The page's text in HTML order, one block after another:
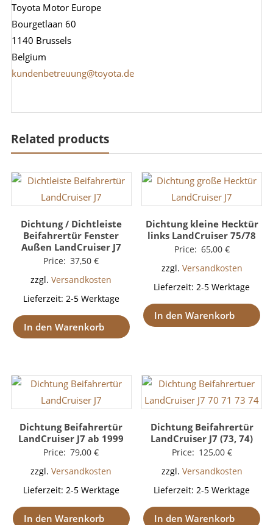
Toyota Motor Europe
Bourgetlaan 60
1140 Brussels
Belgium
kundenbetreuung@toyota.de
Related products
Dichtung / Dichtleiste
Beifahrertür Fenster
Außen LandCruiser J7
Price: 37,50€
zzgl.Versandkosten
Lieferzeit: 2-5 Werktage
In den Warenkorb
Dichtung kleine Hecktür
links LandCruiser 75/78
Price: 65,00 €
zzgl. Versandkosten
Lieferzeit:2-5 Werktage
In den Warenkorb
Dichtung Beifahrertür
LandCruiser J7 ab 1999
Price: 79,00€
zzgl.Versandkosten
Lieferzeit: 2-5 Werktage
In den Warenkorb
Dichtung Beifahrertür
LandCruiser J7 (73, 74)
Price: 125,00 €
zzgl. Versandkosten
Lieferzeit:2-5 Werktage
In den Warenkorb